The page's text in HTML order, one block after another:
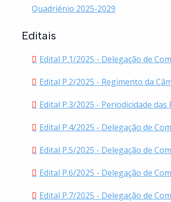
Quadriénio 2025-2029
Editais
Edital P.1/2025 - Delegação de
Edital P.2/2025 - Regimento da
Edital P.3/2025 - Periodicidade das
Edital P.4/2025 - Delegação de
Edital P.5/2025 - Delegação de
Edital P.6/2025 - Delegação de
Edital P.7/2025 - Delegação de